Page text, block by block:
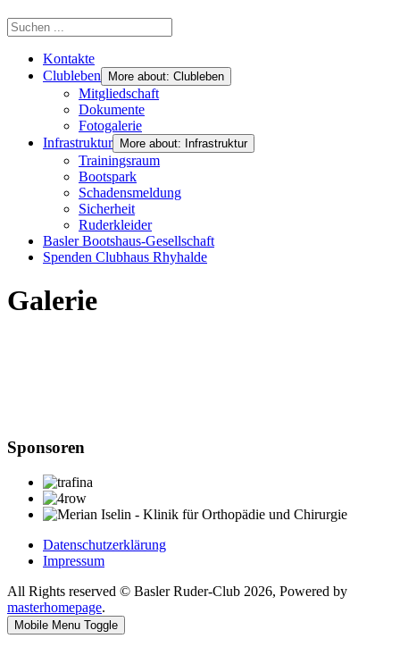
Kontakte
Clubleben
More about: Clubleben
Mitgliedschaft
Dokumente
Fotogalerie
Infrastruktur
More about: Infrastruktur
Trainingsraum
Bootspark
Schadensmeldung
Sicherheit
Ruderkleider
Basler Bootshaus-Gesellschaft
Spenden Clubhaus Rhyhalde
Galerie
Sponsoren
Datenschutzerklärung
Impressum
All Rights reserved © Basler Ruder-Club 2026, Powered by
masterhomepage.
Mobile Menu Toggle